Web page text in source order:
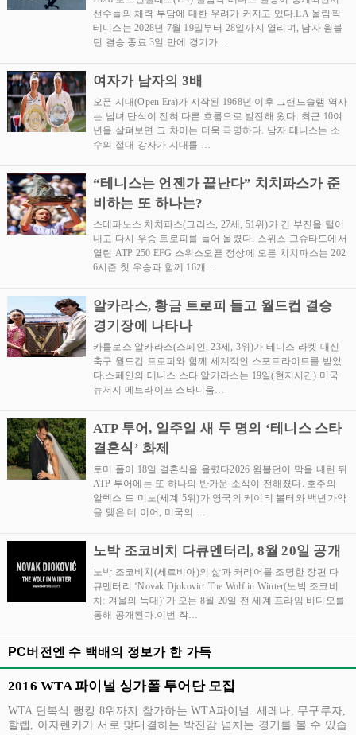
선수들의 체력 부담에 대한 우려가 커지고 있다.LA 올림픽
테니스는 2028년 7월 19일부터 28일까지 열리며, 남자 윔블
던 결승 종료 3일 만에 경기가…
여자가 남자의 3배
오픈 시대(Open Era)가 시작된 1968년 이후 그랜드슬램 역사
는 남녀 단식이 전혀 다른 흐름으로 발전해 왔다. 최근 10여
년을 살펴보면 그 차이는 더욱 극명하다. 남자 테니스는 소
수의 절대 강자가 시대를 …
“테니스는 언젠가 끝난다” 치치파스가 준
비하는 또 하나는?
스테파노스 치치파스(그리스, 27세, 51위)가 긴 부진을 털어
내고 다시 우승 트로피를 들어 올렸다. 스위스 그슈타드에서
열린 ATP 250 EFG 스위스오픈 정상에 오른 치치파스는 202
6시즌 첫 우승과 함께 16개…
알카라스, 황금 트로피 들고 월드컵 결승
경기장에 나타나
카를로스 알카라스(스페인, 23세, 3위)가 테니스 라켓 대신
축구 월드컵 트로피와 함께 세계적인 스포트라이트를 받았
다.스페인의 테니스 스타 알카라스는 19일(현지시간) 미국
뉴저지 메트라이프 스타디움…
ATP 투어, 일주일 새 두 명의 ‘테니스 스타
결혼식’ 화제
토미 폴이 18일 결혼식을 올렸다2026 윔블던이 막을 내린 뒤
ATP 투어에는 또 하나의 반가운 소식이 전해졌다. 호주의
알렉스 드 미노(세계 5위)가 영국의 케이티 볼터와 백년가약
을 맺은 데 이어, 미국의 …
노박 조코비치 다큐멘터리, 8월 20일 공개
노박 조코비치(세르비아)의 삶과 커리어를 조명한 장편 다
큐멘터리 ‘Novak Djokovic: The Wolf in Winter(노박 조코비
치: 겨울의 늑대)’가 오는 8월 20일 전 세계 프라임 비디오를
통해 공개된다.이번 작…
PC버전엔 수 백배의 정보가 한 가득
2016 WTA 파이널 싱가폴 투어단 모집
WTA 단복식 랭킹 8위까지 참가하는 WTA파이널. 세레나, 무구루자,
할렙, 아자렌카가 서로 맞대결하는 박진감 넘치는 경기를 볼 수 있습